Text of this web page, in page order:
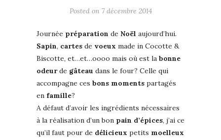
Posted on 7 décembre 2014
Journée préparation de Noël aujourd’hui.
Sapin, cartes de voeux made in Cocotte &
Biscotte, et…et…oooo mais où est la bonne
odeurde gâteau dans le four? Celle qui
accompagne ces bons moments partagés
en famille?
A défaut d’avoir les ingrédients nécessaires
à la réalisation d’un bon pain d’épices, j’ai ce
qu’il faut pour de délicieux petits moelleux